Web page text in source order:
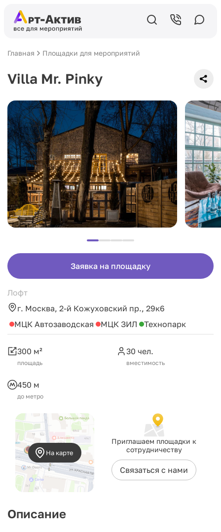
Главная Площадки для мероприятий
Villa Mr. Pinky
Заявка на площадку
Лофт
г. Москва, 2-й Кожуховский пр., 29к6
МЦК Автозаводская
МЦК ЗИЛ Технопарк
300 м²
площадь
30 чел.
вместимость
450 м
до метро
На карте
Приглашаем площадки к
сотрудничеству
Связаться с нами
Описание